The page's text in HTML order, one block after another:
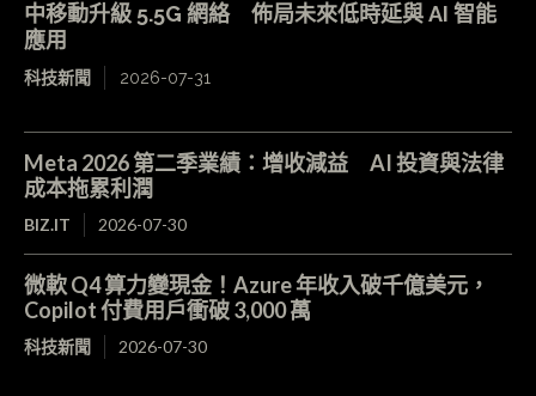
中移動升級 5.5G 網絡 佈局未來低時延與 AI 智能
應用
科技新聞 2026-07-31
Meta 2026 第二季業績：增收減益 AI 投資與法律
成本拖累利潤
BIZ.IT 2026-07-30
微軟 Q4 算力變現金！Azure 年收入破千億美元，
Copilot 付費用戶衝破 3,000 萬
科技新聞 2026-07-30